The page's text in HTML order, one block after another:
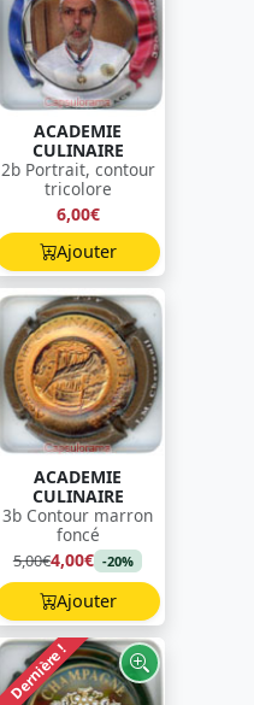
ACADEMIE
CULINAIRE
2b Portrait, contour
tricolore
6,00€
Ajouter
ACADEMIE
CULINAIRE
3b Contour marron
foncé
5,00€4,00€ -20%
Ajouter
Dernière !